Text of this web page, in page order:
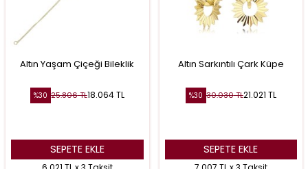
Altın Yaşam Çiçeği Bileklik
%30 25.806TL18.064TL
SEPETE EKLE
Altın Sarkıntılı Çark Küpe
%30 30.030TL21.021 TL
SEPETE EKLE